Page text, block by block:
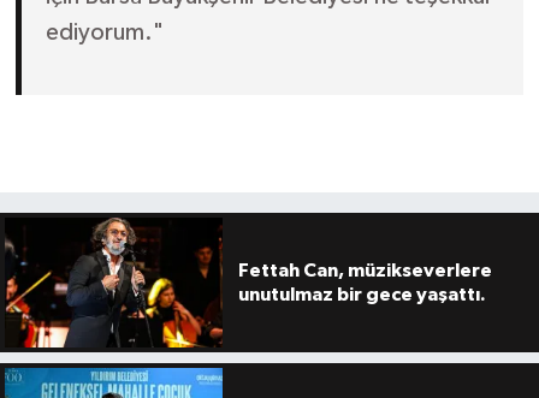
ediyorum."
Fettah Can, müzikseverlere
unutulmaz bir gece yaşattı.